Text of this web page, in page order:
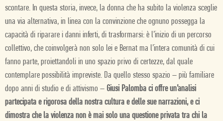
scontare. In questa storia, invece, la donna che ha subito la violenza sceglie
una via alternativa, in linea con la convinzione che ognuno possegga la
capacità di riparare i danni inferti, di trasformarsi: è l’inizio di un percorso
collettivo, che coinvolgerà non solo lei e Bernat ma l’intera comunità di cui
fanno parte, proiettandoli in uno spazio privo di certezze, dal quale
contemplare possibilità impreviste. Da quello stesso spazio – più familiare
dopo anni di studio e di attivismo – Giusi Palomba ci offre un’analisi
partecipata e rigorosa della nostra cultura e delle sue narrazioni, e ci
dimostra che la violenza non è mai solo una questione privata tra chi la